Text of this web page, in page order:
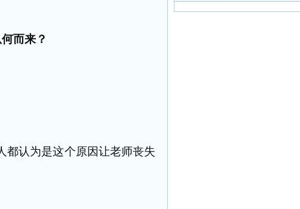
而来？
都认为是这个原因让老师丧失